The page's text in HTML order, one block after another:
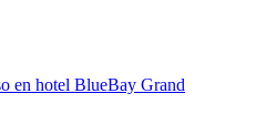
en hotel BlueBay Grand